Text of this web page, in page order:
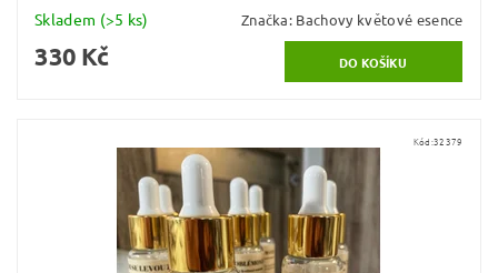
Skladem (>5 ks) Značka: Bachovy květové esence
330 Kč
Kód:32379